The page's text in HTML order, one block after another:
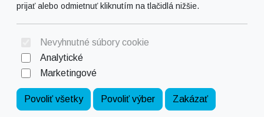
prijať alebo odmietnuť kliknutím na tlačidlá nižšie.
Nevyhnutné súbory cookie
Analytické
Marketingové
Povoliť všetky Povoliť výber Zakázať
Facebook
Hosting: - Web: